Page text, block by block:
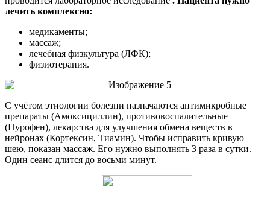
лечить комплексно:
медикаменты;
массаж;
лечебная физкультура (ЛФК);
физиотерапия.
С учётом этиологии болезни назначаются антимикробные
препараты (Амоксициллин), противовоспалительные
(Нурофен), лекарства для улучшения обмена веществ в
нейронах (Кортексин, Тиамин). Чтобы исправить кривую
шею, показан массаж. Его нужно выполнять 3 раза в сутки.
Один сеанс длится до восьми минут.